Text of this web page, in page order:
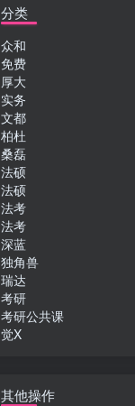
分类
众和
免费
厚大
实务
文都
柏杜
桑磊
法硕
法硕
法考
法考
深蓝
独角兽
瑞达
考研
考研公共课
觉X
其他操作